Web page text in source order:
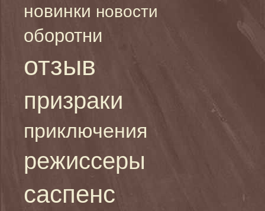
новинки новости
оборотни
отзыв
призраки
приключения
режиссеры
саспенс